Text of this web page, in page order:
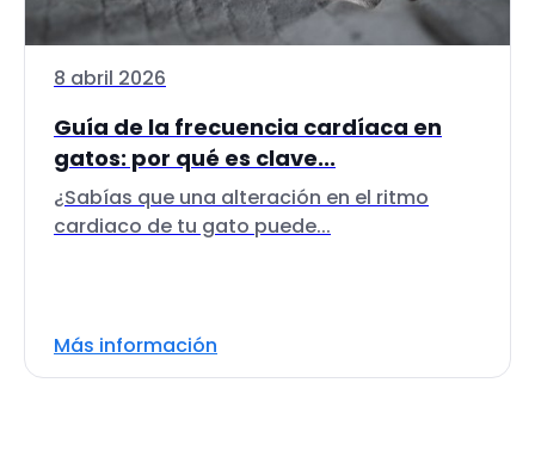
8 abril 2026
Guía de la frecuencia cardíaca en
gatos: por qué es clave...
¿Sabías que una alteración en el ritmo
cardiaco de tu gato puede...
Más información